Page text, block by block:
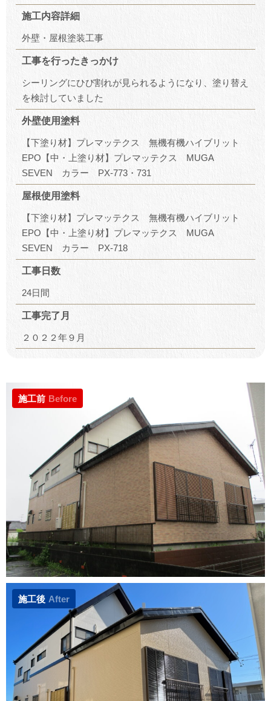
施工内容詳細
外壁・屋根塗装工事
工事を行ったきっかけ
シーリングにひび割れが見られるようになり、塗り替え
を検討していました
外壁使用塗料
【下塗り材】プレマッテクス 無機有機ハイブリット
EPO【中・上塗り材】プレマッテクス MUGA
SEVEN カラー PX-773・731
屋根使用塗料
【下塗り材】プレマッテクス 無機有機ハイブリット
EPO【中・上塗り材】プレマッテクス MUGA
SEVEN カラー PX-718
工事日数
24日間
工事完了月
２０２２年９月
施工前 Before
施工後 After